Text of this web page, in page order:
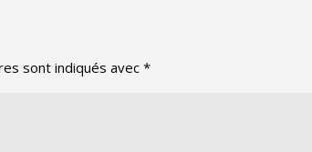
sont indiqués avec*